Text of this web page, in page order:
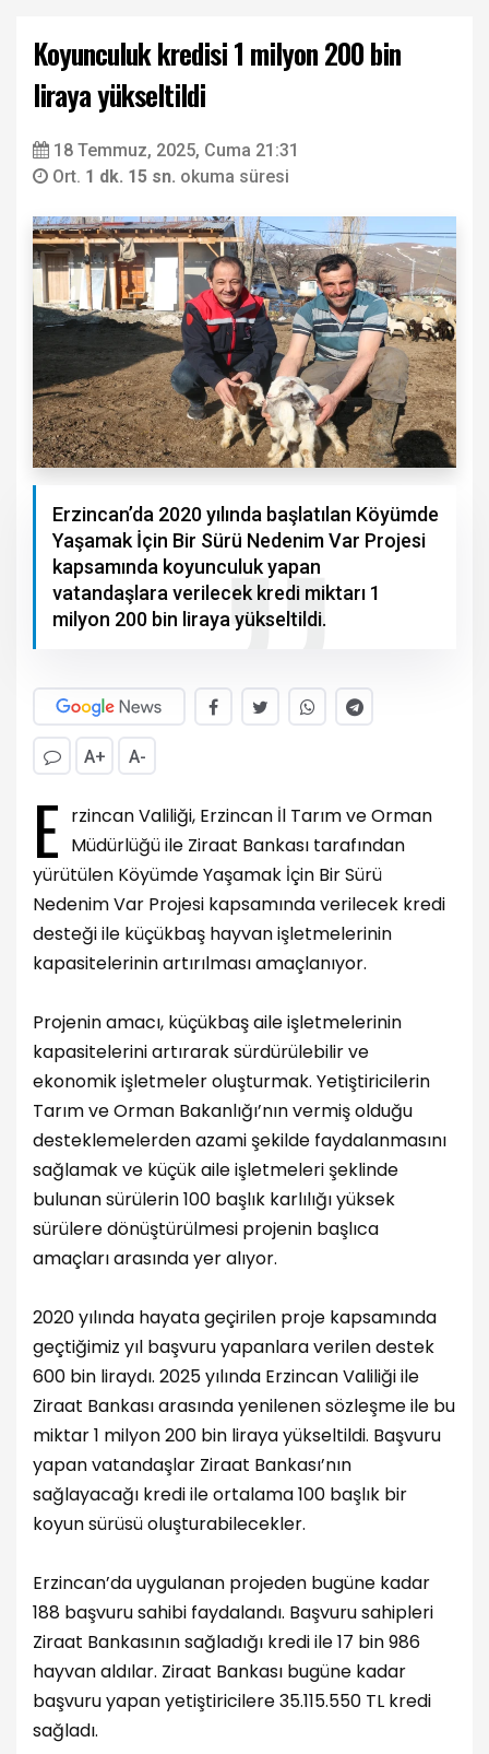
Koyunculuk kredisi 1 milyon 200 bin
liraya yükseltildi
18 Temmuz, 2025, Cuma 21:31
Ort. 1 dk. 15 sn. okuma süresi
Erzincan’da 2020 yılında başlatılan Köyümde
Yaşamak İçin Bir Sürü Nedenim Var Projesi
kapsamında koyunculuk yapan
vatandaşlara verilecek kredi miktarı 1
milyon 200 bin liraya yükseltildi.
A+ A-
E rzincan Valiliği, Erzincan İl Tarım ve Orman
Müdürlüğü ile Ziraat Bankası tarafından
yürütülen Köyümde Yaşamak İçin Bir Sürü
Nedenim Var Projesi kapsamında verilecek kredi
desteği ile küçükbaş hayvan işletmelerinin
kapasitelerinin artırılması amaçlanıyor.
Projenin amacı, küçükbaş aile işletmelerinin
kapasitelerini artırarak sürdürülebilir ve
ekonomik işletmeler oluşturmak. Yetiştiricilerin
Tarım ve Orman Bakanlığı’nın vermiş olduğu
desteklemelerden azami şekilde faydalanmasını
sağlamak ve küçük aile işletmeleri şeklinde
bulunan sürülerin 100 başlık karlılığı yüksek
sürülere dönüştürülmesi projenin başlıca
amaçları arasında yer alıyor.
2020 yılında hayata geçirilen proje kapsamında
geçtiğimiz yıl başvuru yapanlara verilen destek
600 bin liraydı. 2025 yılında Erzincan Valiliği ile
Ziraat Bankası arasında yenilenen sözleşme ile bu
miktar 1 milyon 200 bin liraya yükseltildi. Başvuru
yapan vatandaşlar Ziraat Bankası’nın
sağlayacağı kredi ile ortalama 100 başlık bir
koyun sürüsü oluşturabilecekler.
Erzincan’da uygulanan projeden bugüne kadar
188 başvuru sahibi faydalandı. Başvuru sahipleri
Ziraat Bankasının sağladığı kredi ile 17 bin 986
hayvan aldılar. Ziraat Bankası bugüne kadar
başvuru yapan yetiştiricilere 35.115.550 TL kredi
sağladı.